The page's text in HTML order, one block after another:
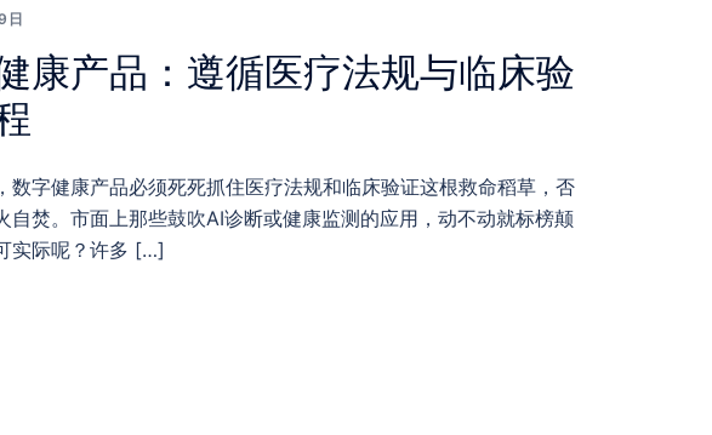
日
康产品：遵循医疗法规与临床验
数字健康产品必须死死抓住医疗法规和临床验证这根救命稻草，否
自焚。市面上那些鼓吹AI诊断或健康监测的应用，动不动就标榜颠
实际呢？许多 […]